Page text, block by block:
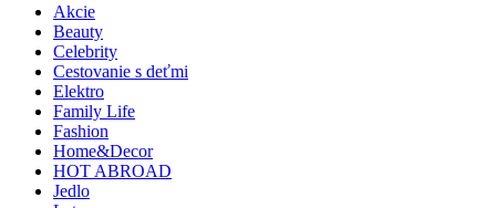
Akcie
Beauty
Celebrity
Cestovanie s deťmi
Elektro
Family Life
Fashion
Home&Decor
HOT ABROAD
Jedlo